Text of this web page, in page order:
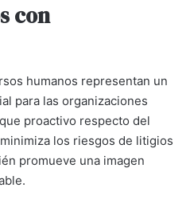
con
humanos representan un
para las organizaciones
proactivo respecto del
los riesgos de litigios
promueve una imagen